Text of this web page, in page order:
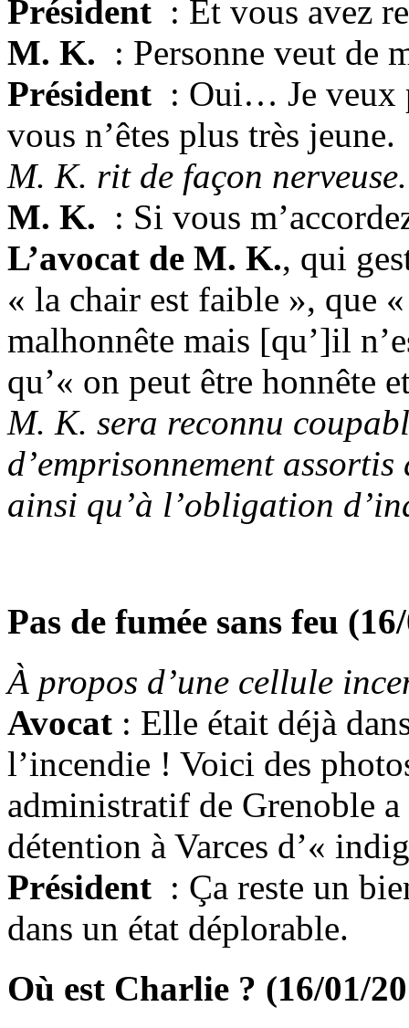
Président : Et vous avez
M. K. : Personne veut de
Président : Oui… Je veux
vous n’êtes plus très jeune.
M. K. rit de façon nerveuse.
M. K. : Si vous
L’avocat de M. K., qui
« la chair est faible », que
malhonnête mais [qu’]il
qu’« on peut être honnête
M. K. sera reconnu
d’emprisonnement
ainsi qu’à l’obligation
Pas de fumée sans feu
À propos d’une cellule
Avocat : Elle était déjà
l’incendie ! Voici des
administratif de Grenoble
détention à Varces d’«
Président : Ça reste un
dans un état déplorable.
Où est Charlie ? (16/01/